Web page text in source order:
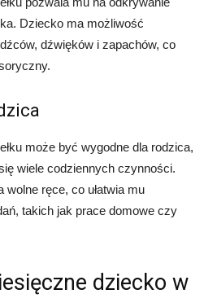
Dziecko ma możliwość
dźwięków i zapachów, co
może być wygodne dla rodzica,
wiele codziennych czynności.
wolne ręce, co ułatwia mu
takich jak prace domowe czy
dziecko w